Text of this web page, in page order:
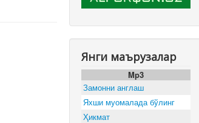
Янги маърузалар
Mp3
Замонни англаш
Яхши муомалада бўлинг
Ҳикмат